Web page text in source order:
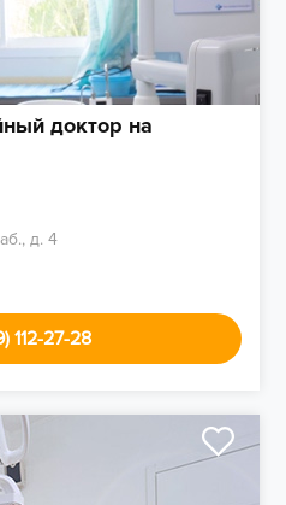
доктор на
д. 4
112-27-28